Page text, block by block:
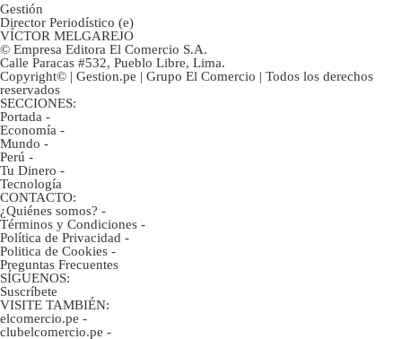
Gestión
Director Periodístico (e)
VÍCTOR MELGAREJO
© Empresa Editora El Comercio S.A.
Calle Paracas #532, Pueblo Libre, Lima.
Copyright© | Gestion.pe | Grupo El Comercio | Todos los derechos
reservados
SECCIONES:
Portada -
Economía -
Mundo -
Perú -
Tu Dinero -
Tecnología
CONTACTO:
¿Quiénes somos? -
Términos y Condiciones -
Política de Privacidad -
Politica de Cookies -
Preguntas Frecuentes
SÍGUENOS:
Suscríbete
VISITE TAMBIÉN:
elcomercio.pe -
clubelcomercio.pe -